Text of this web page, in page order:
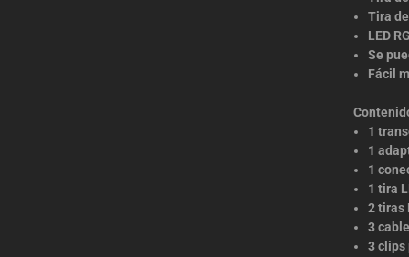
Tira
LED
Se
Fácil
1
1
1
1 tira
2 tiras
3
3 clips